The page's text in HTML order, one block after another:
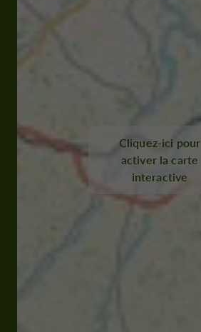
Cliquez-ici pour
activer la carte
interactive